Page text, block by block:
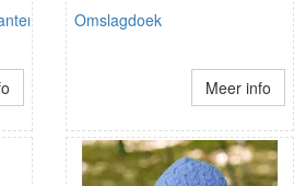
Omslagdoek
Meer info